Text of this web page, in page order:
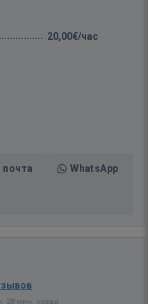
20,00€/час
почта WhatsApp
28 мин. назад